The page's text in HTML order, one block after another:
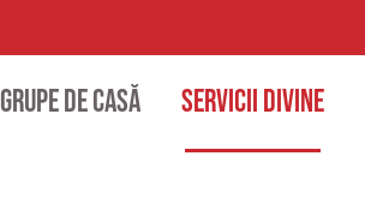
Grupe de casă Servicii divine